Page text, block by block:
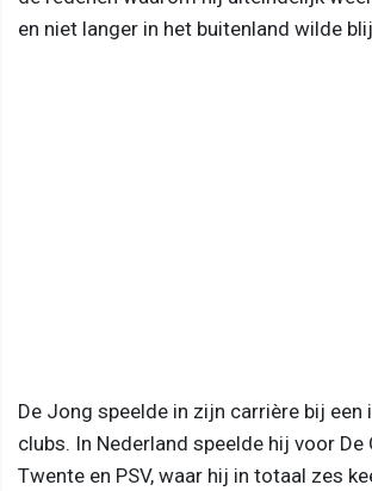
en niet langer in het buitenland wilde
De Jong speelde in zijn carrière bij
clubs. In Nederland speelde hij voor De
Twente en PSV, waar hij in totaal zes